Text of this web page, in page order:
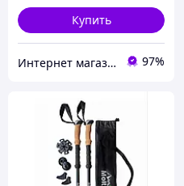
Купить
Интернет магазин Sport-Kvartal.com.ua №1 по спортивным товарам. 97%